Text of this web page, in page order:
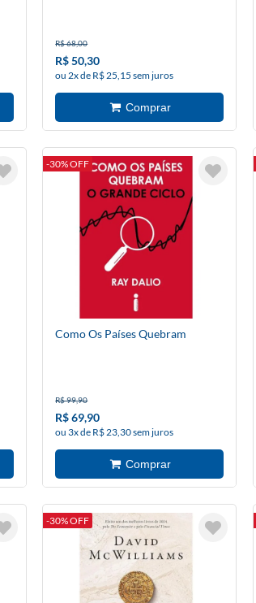
R$ 68,00
R$ 50,30
ou 2x de R$ 25,15 sem juros
-30% OFF
Como Os Países Quebram
R$ 99,90
R$ 69,90
ou 3x de R$ 23,30 sem juros
-30% OFF